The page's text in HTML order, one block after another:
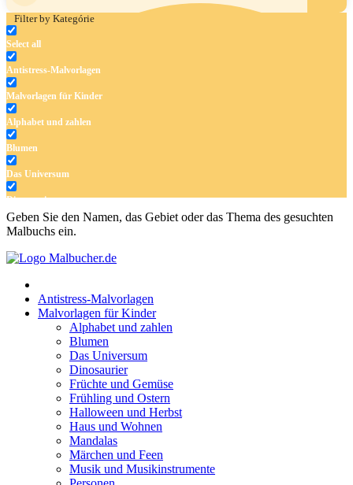
Filter by Kategórie
Select all
Antistress-Malvorlagen
Malvorlagen für Kinder
Alphabet und zahlen
Blumen
Das Universum
Dinosaurier
Früchte und Gemüse
Frühling und Ostern
Haus und Wohnen
Märchen und Feen
Musik und Musikinstrumente
Sommer und Feiertage
Geben Sie den Namen, das Gebiet oder das Thema des gesuchten
Malbuchs ein.
Antistress-Malvorlagen
Malvorlagen für Kinder
Alphabet und zahlen
Blumen
Das Universum
Dinosaurier
Früchte und Gemüse
Frühling und Ostern
Halloween und Herbst
Haus und Wohnen
Mandalas
Märchen und Feen
Musik und Musikinstrumente